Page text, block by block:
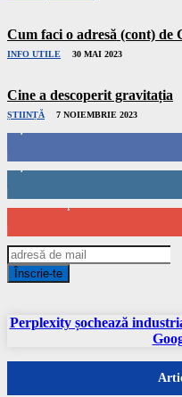
Cum faci o adresă (cont) de
INFO UTILE 30 MAI 2023
Cine a descoperit gravitația
ȘTIINȚĂ 7 NOIEMBRIE 2023
Înscrie-te
Perplexity șochează